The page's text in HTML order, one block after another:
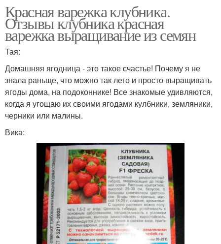
Красная варежка клубника.
Отзывы клубника красная
варежка выращивание из семян
Тая:
Домашняя ягодница - это такое счастье! Почему я не
знала раньще, что можно так лего и просто выращивать
ягоды дома, на подоконнике! Все знакомые удивляются,
когда я угощаю их своими ягодами кулбники, земляники,
черники или малины.
Вика: